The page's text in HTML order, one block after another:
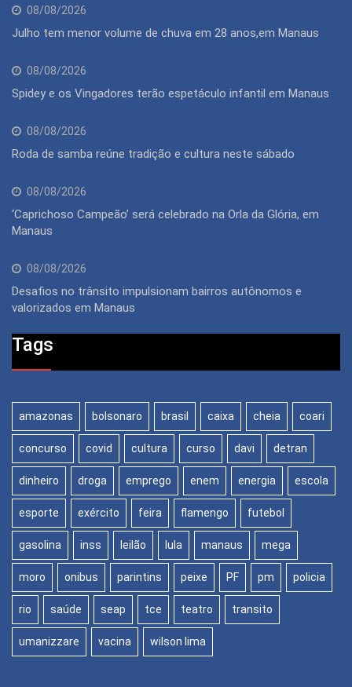
08/08/2026
Julho tem menor volume de chuva em 28 anos,em Manaus
08/08/2026
Spidey e os Vingadores terão espetáculo infantil em Manaus
08/08/2026
Roda de samba reúne tradição e cultura neste sábado
08/08/2026
‘Caprichoso Campeão’ será celebrado na Orla da Glória, em
Manaus
08/08/2026
Desafios no trânsito impulsionam bairros autônomos e
valorizados em Manaus
Tags
amazonas bolsonaro brasil caixa cheia coari
concurso covid cultura curso davi detran
dinheiro droga emprego enem energia escola
esporte exército feira flamengo futebol
gasolina inss leilão lula manaus mega
moro onibus parintins peixe PF pm policia
rio saúde seap tce teatro transito
umanizzare vacina wilson lima